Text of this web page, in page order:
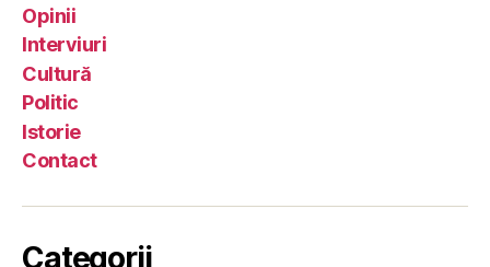
Opinii
Interviuri
Cultură
Politic
Istorie
Contact
Categorii